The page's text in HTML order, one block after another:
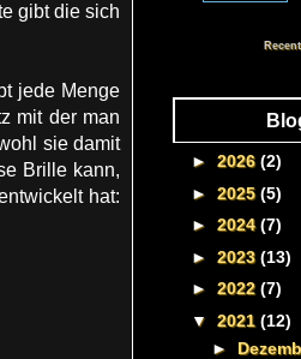
gibt die sich
jede Menge
mit der man
sie damit
Brille kann,
hat:
► 2026(2)
► 2025(5)
► 2024(7)
► 2023(13)
► 2022 (7)
▼ 2021 (12)
►